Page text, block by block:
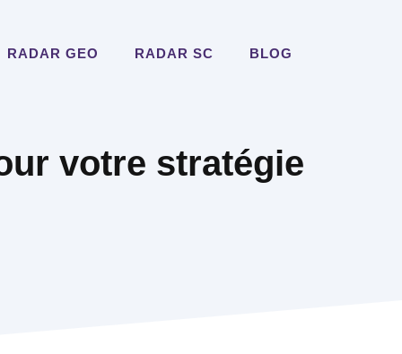
RADAR GEO RADAR SC BLOG
votre stratégie